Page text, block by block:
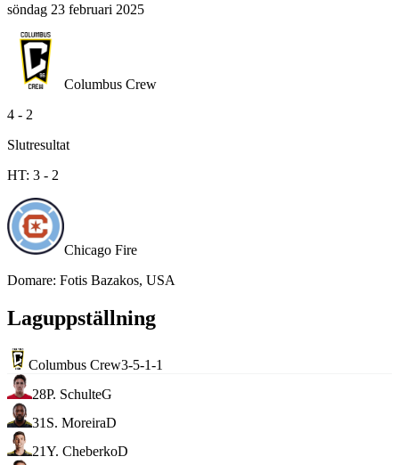
söndag 23 februari 2025
Columbus Crew
4 - 2
Slutresultat
HT: 3 - 2
Chicago Fire
Domare: Fotis Bazakos, USA
Laguppställning
Columbus Crew3-5-1-1
28P. SchulteG
31 S. MoreiraD
21Y. CheberkoD